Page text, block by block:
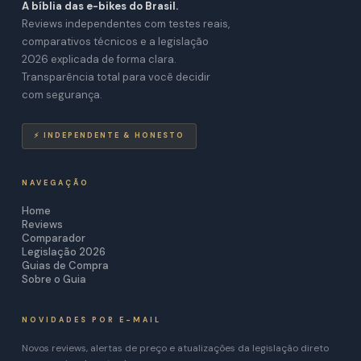
A bíblia das e-bikes do Brasil.
Reviews independentes com testes reais,
comparativos técnicos e a legislação
2026 explicada de forma clara.
Transparência total para você decidir
com segurança.
⚡ INDEPENDENTE & HONESTO
NAVEGAÇÃO
Home
Reviews
Comparador
Legislação 2026
Guias de Compra
Sobre o Guia
NOVIDADES POR E-MAIL
Novos reviews, alertas de preço e atualizações da legislação direto